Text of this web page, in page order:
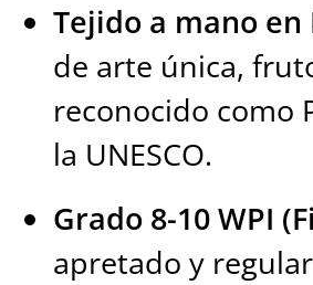
Tejido a mano en
de arte única,
reconocido como
la UNESCO.
Grado 8-10 WPI
apretado y